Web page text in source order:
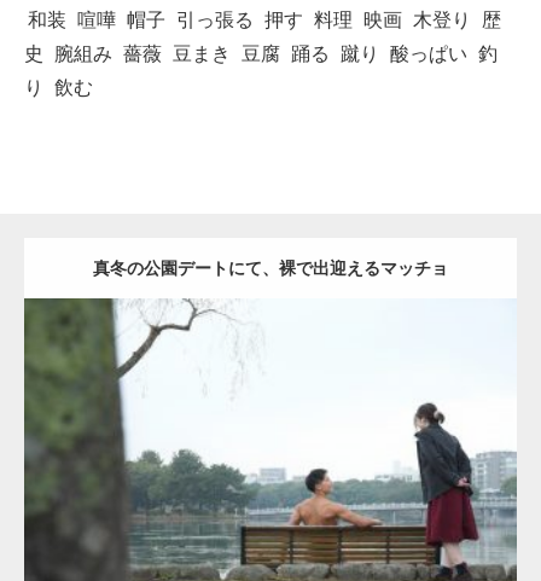
和装
喧嘩 帽子 引っ張る 押す 料理 映画 木登り
歴
史
腕組み 薔薇 豆まき 豆腐 踊る 蹴り 酸っぱい 釣
り
飲む
真冬の公園デートにて、裸で出迎えるマッチョ
公園のマッチョ AKIHITO(細マッチョ) 背中
ダウンロード